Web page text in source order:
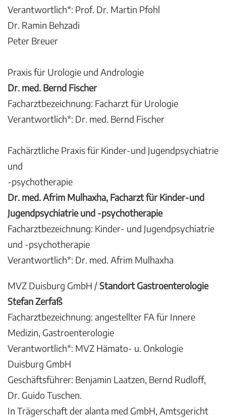
Verantwortlich*: Prof. Dr. Martin Pfohl
Dr. Ramin Behzadi
Peter Breuer
Praxis für Urologie und Andrologie
Dr. med. Bernd Fischer
Facharztbezeichnung: Facharzt für Urologie
Verantwortlich*: Dr. med. Bernd Fischer
Fachärztliche Praxis für Kinder-und Jugendpsychiatrie
und
-psychotherapie
Dr. med. Afrim Mulhaxha, Facharzt für Kinder-und
Jugendpsychiatrie und -psychotherapie
Facharztbezeichnung: Kinder- und Jugendpsychiatrie
und -psychotherapie
Verantwortlich*: Dr. med. Afrim Mulhaxha
MVZ Duisburg GmbH /Standort Gastroenterologie
Stefan Zerfaß
Facharztbezeichnung: angestellter FA für Innere
Medizin, Gastroenterologie
Verantwortlich*: MVZ Hämato- u. Onkologie
Duisburg GmbH
Geschäftsführer: Benjamin Laatzen, Bernd Rudloff,
Dr. Guido Tuschen.
In Trägerschaft der alanta med GmbH, Amtsgericht